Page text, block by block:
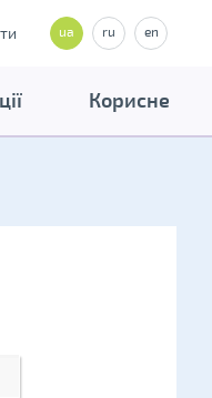
ua ru en
Корисне